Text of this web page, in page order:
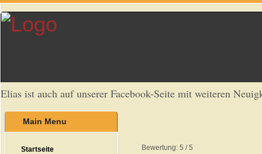
Elias ist auch auf unserer Facebook-Seite mit weiteren
Main Menu
Startseite Bewertung: 5 /5